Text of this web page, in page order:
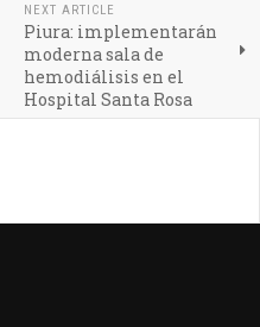
NEXT ARTICLE
Piura: implementarán
moderna sala de
hemodiálisis en el
Hospital Santa Rosa